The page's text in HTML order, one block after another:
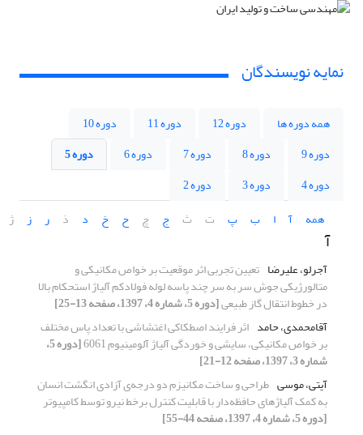
نمایه نویسندگان
همه دوره ها دوره 12 دوره 11
دوره 10
دوره 9
دوره 8 دوره 7 دوره 6
دوره 5
دوره 4
دوره 3
دوره 2
همه
آ ا ب پ ت ث ج چ ح خ د ذ ر ز ژ
آ
آجرلو، علیرضا تعیین تجربی اثر موقعیت بر خواص مکانیکی و
متالورژیکی جوش سر به سر چند پاسه لوله فولادکم آلیاژ استحکام بالا
در خطوط انتقال گاز طبیعی[دوره 5، شماره 4، 1397، صفحه 13-25]
آقامحمدی، حامد اثر فرایند اصطکاکی اغتشاشی با تعداد پاس مختلف
بر خواص مکانیکی، سایشی و خوردگی آلیاژ آلومینیوم 6061 [دوره 5،
شماره 3، 1397، صفحه 12-21]
آیتی، موسی طراحی و ساخت مکانیزم دو درجه‌ی آزادی انگشت انسان
به کمک آلیاژهای حافظه‌دار با قابلیت کنترل برخط نیرو توسط کامپیوتر
[دوره 5، شماره 4، 1397، صفحه 44-55]